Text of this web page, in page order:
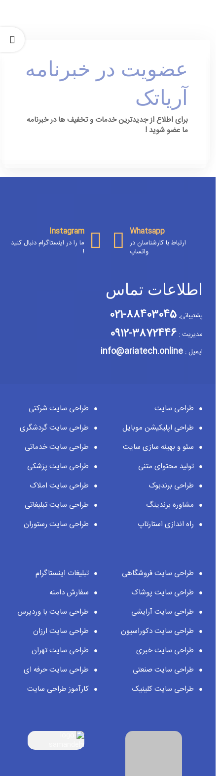
عضویت در خبرنامه
آریاتک
برای اطلاع از جدیدترین خدمات و تخفیف ها در خبرنامه
ما عضو شوید !
Whatsapp
ارتباط با کارشناسان در
واتساپ
Instagram
ما را در اینستاگرام دنبال کنید
!
اطلاعات تماس
پشتیبانی:88403045-021
مدیریت :3872446-0912
ایمیل :info@ariatech.online
تبلیغات اینستاگرام
سفارش دامنه
طراحی سایت با وردپرس
طراحی سایت ارزان
طراحی سایت تهران
طراحی سایت حرفه ای
کارآموز طراحی سایت
طراحی سایت فروشگاهی
طراحی سایت پوشاک
طراحی سایت آرایشی
طراحی سایت دکوراسیون
طراحی سایت خبری
طراحی سایت صنعتی
طراحی سایت کلینیک
طراحی سایت شرکتی
طراحی سایت گردشگری
طراحی سایت خدماتی
طراحی سایت پزشکی
طراحی سایت املاک
طراحی سایت تبلیغاتی
طراحی سایت رستوران
طراحی سایت
طراحی اپلیکیشن موبایل
سئو و بهینه سازی سایت
تولید محتوای متنی
طراحی برندبوک
مشاوره برندینگ
راه اندازی استارتاپ